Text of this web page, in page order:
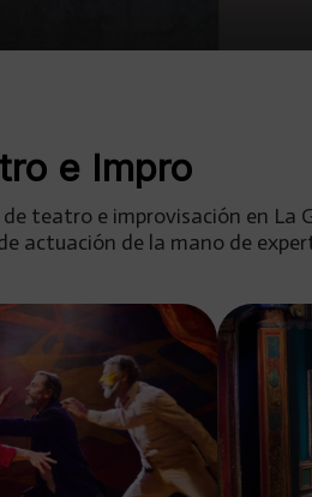
e Impro
teatro e improvisación en
actuación de la mano de